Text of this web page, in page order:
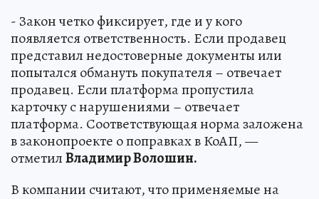
- Закон четко фиксирует, где и у кого
появляется ответственность. Если продавец
представил недостоверные документы или
попытался обмануть покупателя – отвечает
продавец. Если платформа пропустила
карточку с нарушениями – отвечает
платформа. Соответствующая норма заложена
в законопроекте о поправках в КоАП, —
отметилВладимир Волошин.
В компании считают, что применяемые на